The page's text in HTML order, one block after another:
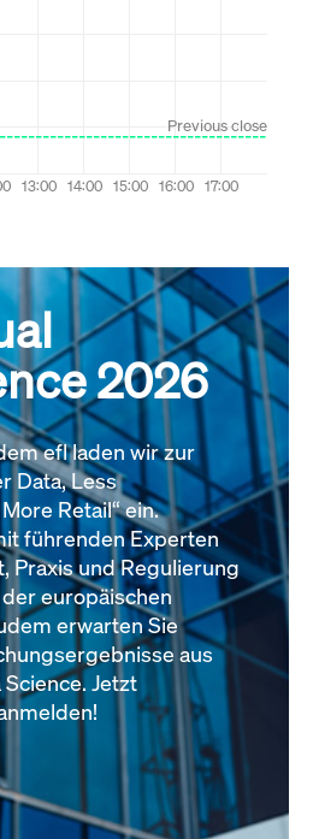
2026
efl laden wir zur
Data, Less
Retail“ ein.
führenden Experten
Praxis und Regulierung
europäischen
erwarten Sie
aus
Jetzt